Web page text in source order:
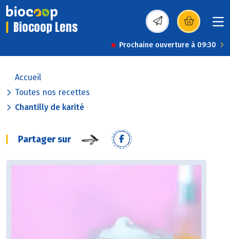
Biocoop Lens (s’ouvre dans une
Prochaine ouverture à 09:30
Accueil
Toutes nos recettes
Chantilly de karité
Partager sur